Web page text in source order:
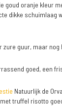
goud oranje kleur
dikke schuimlaag
zure guur, maar nog
goed, een
Natuurlijk de
truffel risotto